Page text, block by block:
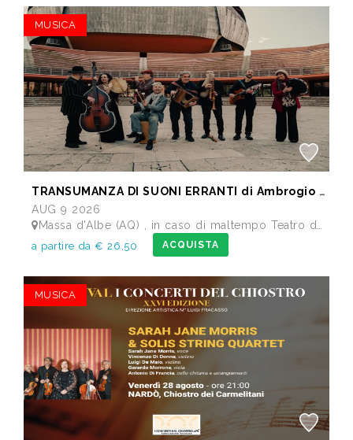
MUSICA
TRANSUMANZA DI SUONI ERRANTI di Ambrogio Sparagna
AUG 9 2026
Massa d'Albe (AQ) , in caso di maltempo Teatro dei Marsi Avezzano AQ - Anfiteatro Romano di Alba Fucens
a partire da € 26,50 ACQUISTA
MUSICA